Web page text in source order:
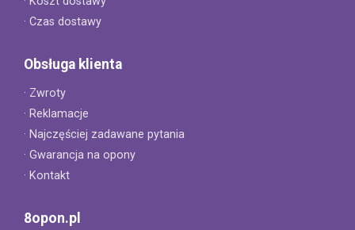
· Czas dostawy
Obsługa klienta
· Zwroty
· Reklamacje
· Najczęściej zadawane pytania
· Gwarancja na opony
· Kontakt
8opon.pl